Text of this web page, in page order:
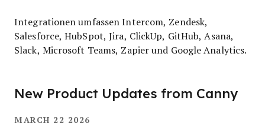
Integrationen umfassen Intercom, Zendesk,
Salesforce, HubSpot, Jira, ClickUp, GitHub, Asana,
Slack, Microsoft Teams, Zapier und Google Analytics.
New Product Updates from Canny
MARCH 22 2026